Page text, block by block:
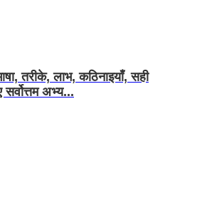
तरीके, लाभ, कठिनाइयाँ, सही
अभ्य...